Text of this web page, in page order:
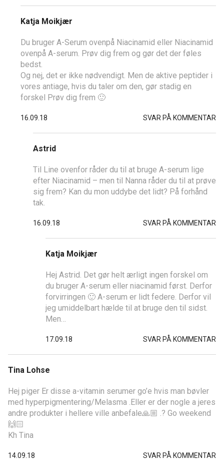
Katja Moikjær
Du bruger A-Serum ovenpå Niacinamid eller Niacinamid
ovenpå A-serum. Prøv dig frem og gør det der føles
bedst.
Og nej, det er ikke nødvendigt. Men de aktive peptider i
vores antiage, hvis du taler om den, gør stadig en
forskel Prøv dig frem 🙂
16.09.18 SVAR PÅ KOMMENTAR
Astrid
Til Line ovenfor råder du til at bruge A-serum lige
efter Niacinamid – men til Nanna råder du til at prøve
sig frem? Kan du mon uddybe det lidt? På forhånd
tak.
16.09.18 SVAR PÅ KOMMENTAR
Katja Moikjær
Hej Astrid. Det gør helt ærligt ingen forskel om
du bruger A-serum eller niacinamid først. Derfor
forvirringen 🙂 A-serum er lidt federe. Derfor vil
jeg umiddelbart hælde til at bruge den til sidst.
Men…
17.09.18 SVAR PÅ KOMMENTAR
Tina Lohse
Hej piger Er disse a-vitamin serumer go’e hvis man bøvler
med hyperpigmentering/Melasma .Eller er der nogle a jeres
andre produkter i hellere ville anbefale🙏🏼 .? Go weekend
🙌🏻
Kh Tina
14.09.18 SVAR PÅ KOMMENTAR